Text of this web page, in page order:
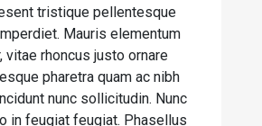
tristique pellentesque
Mauris elementum
vitae rhoncus justo ornare
pharetra quam ac nibh
nunc sollicitudin. Nunc
in feugiat feugiat. Phasellus